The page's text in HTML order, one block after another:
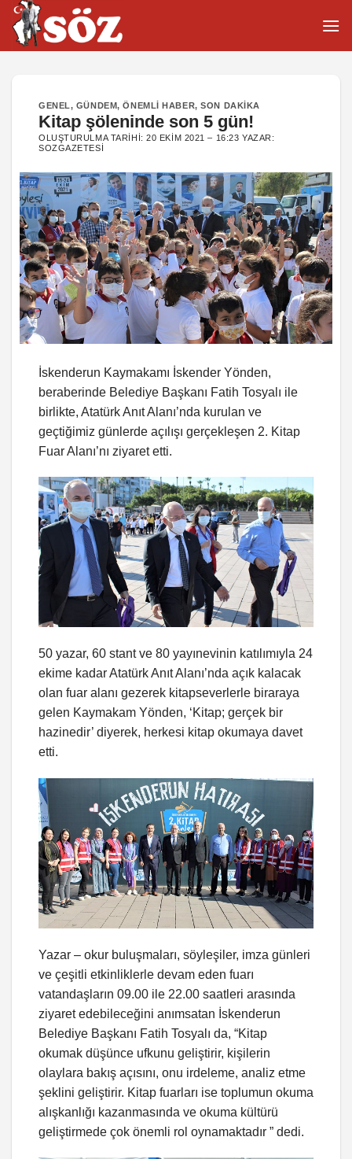
İçeriğe
atla
GENEL, GÜNDEM,ÖNEMLI HABER,SON DAKIKA
Kitap şöleninde son 5 gün!
OLUŞTURULMA TARIHI:20 EKIM 2021 – 16:23 YAZAR:
SOZGAZETESI
İskenderun Kaymakamı İskender Yönden,
beraberinde Belediye Başkanı Fatih Tosyalı ile
birlikte, Atatürk Anıt Alanı’nda kurulan ve
geçtiğimiz günlerde açılışı gerçekleşen 2. Kitap
Fuar Alanı’nı ziyaret etti.
50 yazar, 60 stant ve 80 yayınevinin katılımıyla 24
ekime kadar Atatürk Anıt Alanı’nda açık kalacak
olan fuar alanı gezerek kitapseverlerle biraraya
gelen Kaymakam Yönden, ‘Kitap; gerçek bir
hazinedir’ diyerek, herkesi kitap okumaya davet
etti.
Yazar – okur buluşmaları, söyleşiler, imza günleri
ve çeşitli etkinliklerle devam eden fuarı
vatandaşların 09.00 ile 22.00 saatleri arasında
ziyaret edebileceğini anımsatan İskenderun
Belediye Başkanı Fatih Tosyalı da, “Kitap
okumak düşünce ufkunu geliştirir, kişilerin
olaylara bakış açısını, onu irdeleme, analiz etme
şeklini geliştirir. Kitap fuarları ise toplumun okuma
alışkanlığı kazanmasında ve okuma kültürü
geliştirmede çok önemli rol oynamaktadır ” dedi.